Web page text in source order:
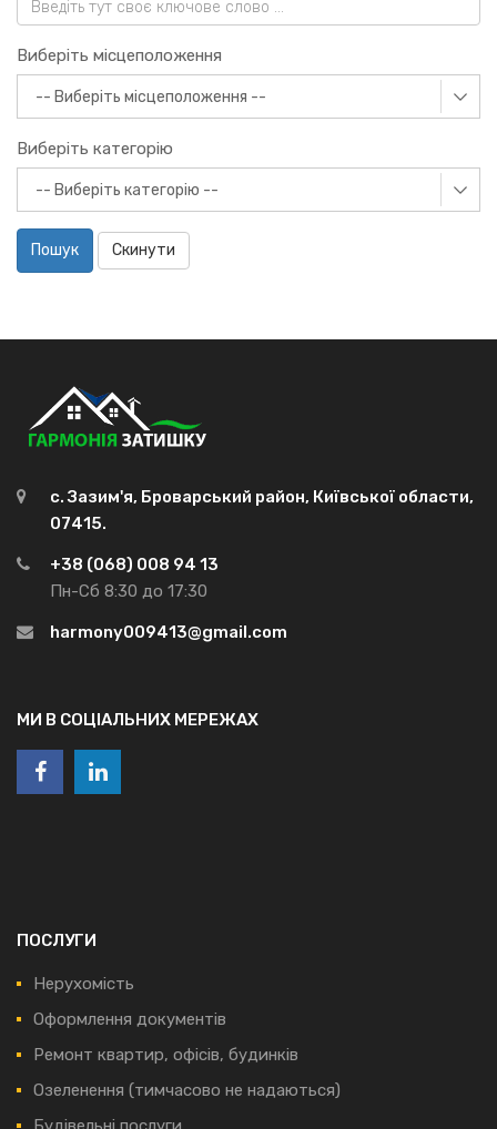
Виберіть місцеположення
Виберіть категорію
Пошук Скинути
с. Зазим'я, Броварський район, Київської области,
07415.
+38 (068) 008 94 13
Пн-Сб 8:30 до 17:30
harmony009413@gmail.com
МИ В СОЦІАЛЬНИХ МЕРЕЖАХ
ПОСЛУГИ
Нерухомість
Оформлення документів
Ремонт квартир, офісів, будинків
Озеленення (тимчасово не надаються)